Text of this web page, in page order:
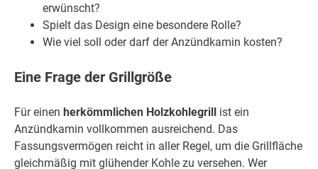
erwünscht?
Spielt das Design eine besondere Rolle?
Wie viel soll oder darf der Anzündkamin kosten?
Eine Frage der Grillgröße
Für einen herkömmlichen Holzkohlegrill ist ein
Anzündkamin vollkommen ausreichend. Das
Fassungsvermögen reicht in aller Regel, um die Grillfläche
gleichmäßig mit glühender Kohle zu versehen. Wer